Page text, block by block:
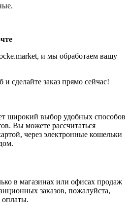
и мы обработаем вашу
сделайте заказ прямо сейчас!
широкий выбор удобных способов
Вы можете рассчитаться
через электронные кошельки
в магазинах или офисах продаж
заказов, пожалуйста,
оплаты.